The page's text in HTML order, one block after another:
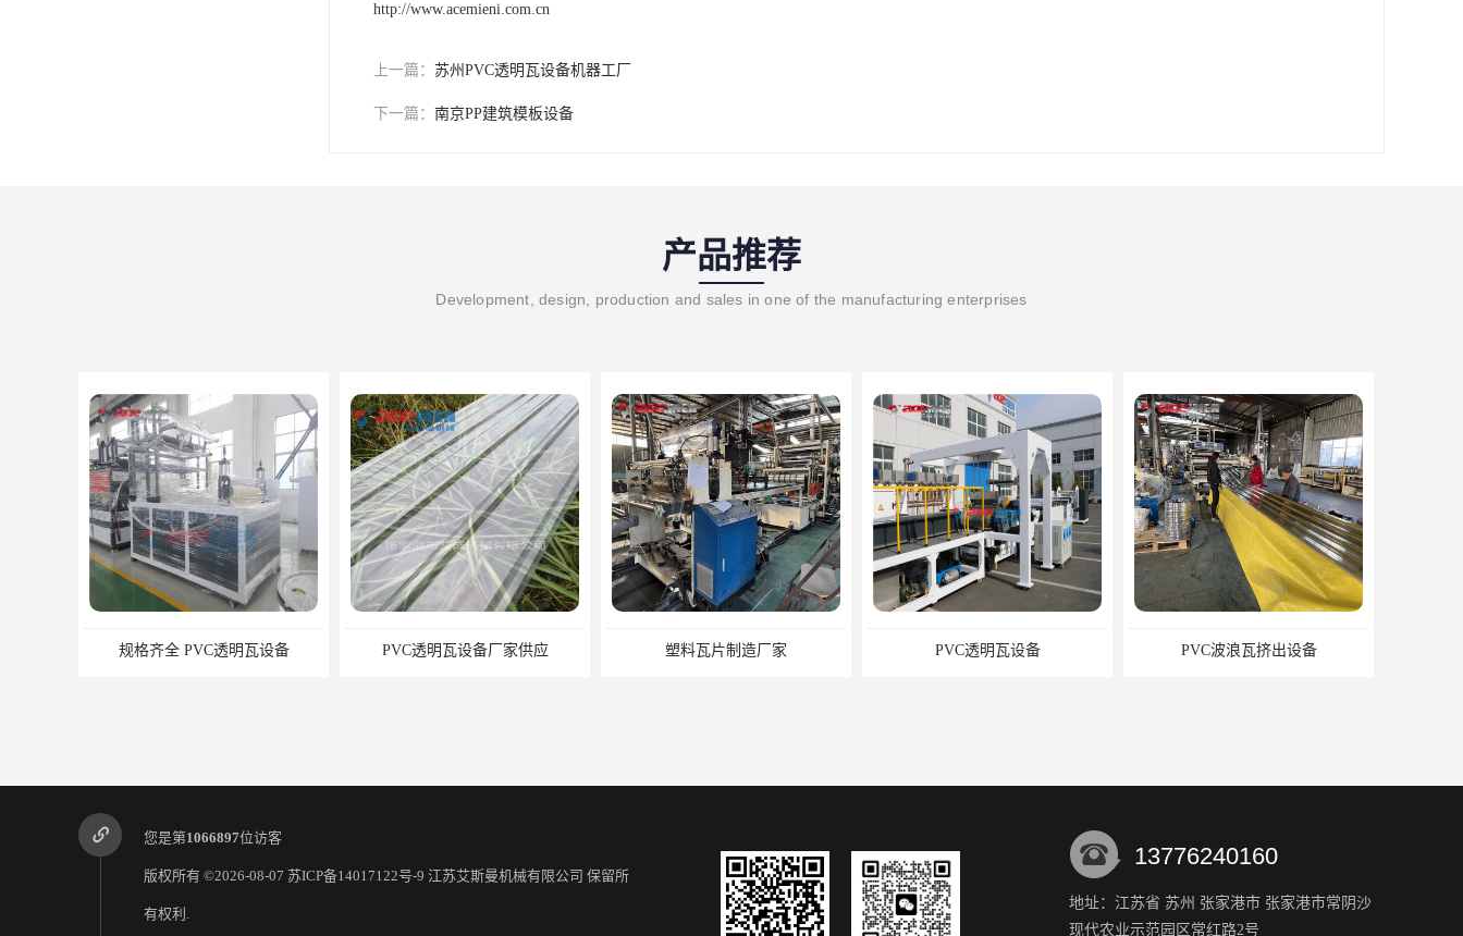
http://www.acemieni.com.cn
上一篇： 苏州PVC透明瓦设备机器工厂
下一篇： 南京PP建筑模板设备
产品推荐
Development, design, production and sales in one of the manufacturing enterprises
规格齐全 PVC透明瓦设备 PVC透明瓦设备厂家供应 塑料瓦片制造厂家 PVC透明瓦设备 PVC波浪瓦挤出设备
您是第1066897位访客
版权所有 ©2026-08-07 苏ICP备14017122号-9 江苏艾斯曼机械有限公司 保留所
有权利.
13776240160
地址：江苏省 苏州 张家港市 张家港市常阴沙
现代农业示范园区常红路2号